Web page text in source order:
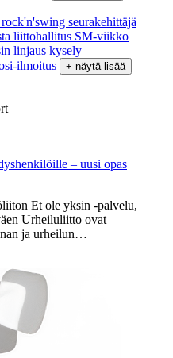
rock'n'swing seurakehittäjä
liittohallitus SM-viikko
linjaus kysely
ilmoitus + näytä lisää
– uusi opas
Et ole yksin -palvelu,
Urheiluliitto ovat
ja urheilun…